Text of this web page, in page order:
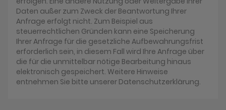
Daten außer zum Zweck der Beantwortung Ihrer
Anfrage erfolgt nicht. Zum Beispiel aus
steuerrechtlichen Gründen kann eine Speicherung
Ihrer Anfrage für die gesetzliche Aufbewahrungsfrist
erforderlich sein, in diesem Fall wird Ihre Anfrage über
die für die unmittelbar nötige Bearbeitung hinaus
elektronisch gespeichert. Weitere Hinweise
entnehmen Sie bitte unserer Datenschutzerklärung.